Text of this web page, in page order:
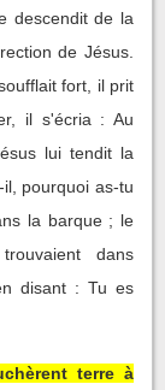
descendit de la
de Jésus.
fort, il prit
il s'écria : Au
lui tendit la
pourquoi as-tu
la barque ; le
dans
disant : Tu es
terre à